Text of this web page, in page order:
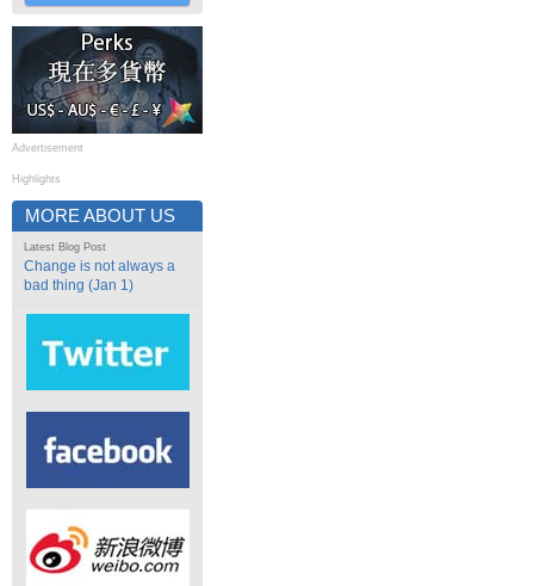
Advertisement
Highlights
MORE ABOUT US
Latest Blog Post
Change is not always a
bad thing (Jan 1)